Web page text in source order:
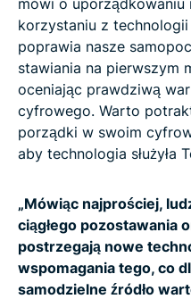
korzystaniu z
poprawia nasze
stawiania na pierwszym
oceniając prawdziwą
cyfrowego. Warto
porządki w swoim
aby technologia służyła
„Mówiąc najprościej,
ciągłego pozostawania
postrzegają nowe
wspomagania tego, co
samodzielne źródło